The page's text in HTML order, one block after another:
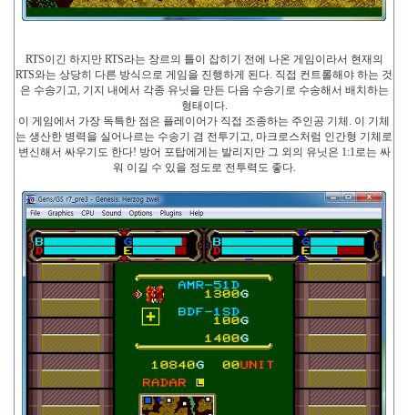
RTS이긴 하지만 RTS라는 장르의 틀이 잡히기 전에 나온 게임이라서 현재의
RTS와는 상당히 다른 방식으로 게임을 진행하게 된다. 직접 컨트롤해야 하는 것
은 수송기고, 기지 내에서 각종 유닛을 만든 다음 수송기로 수송해서 배치하는
형태이다.
이 게임에서 가장 독특한 점은 플레이어가 직접 조종하는 주인공 기체. 이 기체
는 생산한 병력을 실어나르는 수송기 겸 전투기고, 마크로스처럼 인간형 기체로
변신해서 싸우기도 한다! 방어 포탑에게는 발리지만 그 외의 유닛은 1:1로는 싸
워 이길 수 있을 정도로 전투력도 좋다.